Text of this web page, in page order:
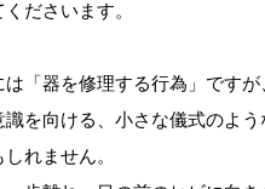
ださいます。
「器を修理する行為」ですが
識を向ける、小さな儀式のよ
れません。